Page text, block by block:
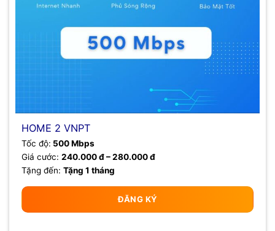
HOME 2 VNPT
Tốc độ: 500 Mbps
Giá cước: 240.000 đ – 280.000 đ
Tặng đến: Tặng 1 tháng
ĐĂNG KÝ